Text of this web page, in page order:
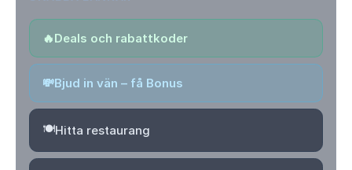
🔥Deals och rabattkoder
💸Bjud in vän – få Bonus
🍽️Hitta restaurang